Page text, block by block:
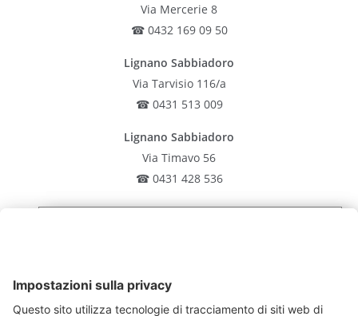
Via Mercerie 8
☎ 0432 169 09 50
Lignano Sabbiadoro
Via Tarvisio 116/a
☎ 0431 513 009
Lignano Sabbiadoro
Via Timavo 56
☎ 0431 428 536
Latisana
San Giorgio di Nogaro
Via N. Sauro 15
Iscriviti oggi stesso gratuitamente e sii il primo a
scoprire tutte le novità.